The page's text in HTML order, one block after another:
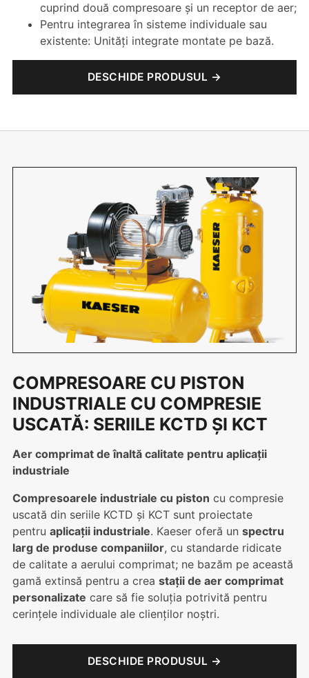
cuprind două compresoare și un receptor de aer;
Pentru integrarea în sisteme individuale sau
existente: Unități integrate montate pe bază.
DESCHIDE PRODUSUL →
COMPRESOARE CU PISTON
INDUSTRIALE CU COMPRESIE
USCATĂ: SERIILE KCTD ŞI KCT
Aer comprimat de înaltă calitate pentru aplicații
industriale
Compresoarele industriale cu piston cu compresie
uscată din seriile KCTD și KCT sunt proiectate
pentru aplicații industriale. Kaeser oferă un spectru
larg de produse companiilor, cu standarde ridicate
de calitate a aerului comprimat; ne bazăm pe această
gamă extinsă pentru a crea stații de aer comprimat
personalizate care să fie soluția potrivită pentru
cerințele individuale ale clienților noștri.
DESCHIDE PRODUSUL →